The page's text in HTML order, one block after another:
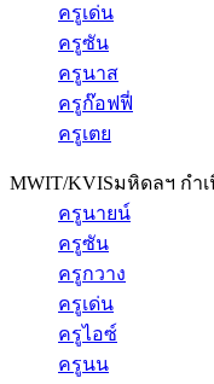
ครูเด่น
ครูซัน
ครูนาส
ครูก๊อฟฟี่
ครูเตย
MWIT/KVISมหิดลฯ กำ
ครูนายน์
ครูซัน
ครูกวาง
ครูเด่น
ครูไอซ์
ครูนน